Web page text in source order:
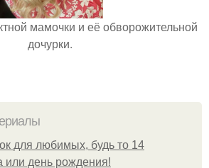
мамочки и её обворожительной
дочурки.
для любимых, будь то 14
или день рождения!